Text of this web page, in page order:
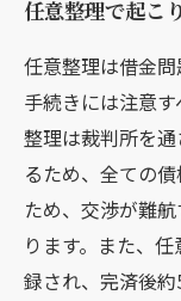
任意整理で起こ
任意整理は借金
手続きには注意
整理は裁判所を
るため、全ての
ため、交渉が難
ります。また、
録され、完済後